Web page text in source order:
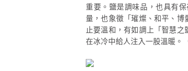
重要。鹽是調味品，也具有
量，也象徵「璀燦、和平、博
止要溫和，有如調上「智慧
在冰冷中給人注入一股溫暖。